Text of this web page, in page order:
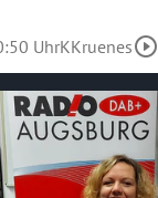
UhrKKruenesplay_circle_outline